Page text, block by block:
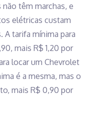
têm marchas, e
elétricas custam
tarifa mínima para
mais R$ 1,20 por
locar um Chevrolet
é a mesma, mas o
mais R$ 0,90 por